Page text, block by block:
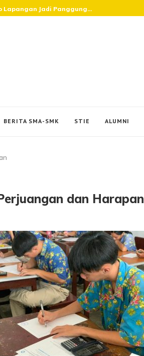
Lapangan Jadi Panggung...
BERITA SMA-SMK STIE ALUMNI
dan Harapan